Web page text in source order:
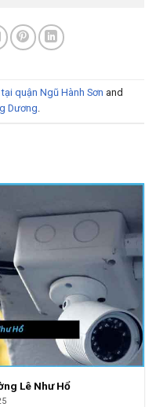
quận Ngũ Hành Sơn and
Dương.
Lê Như Hổ